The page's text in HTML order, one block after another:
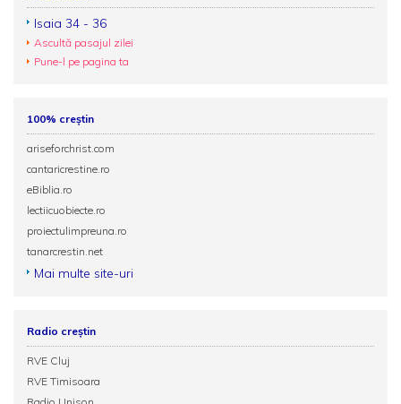
Isaia 34 - 36
Ascultă pasajul zilei
Pune-l pe pagina ta
100% creștin
ariseforchrist.com
cantaricrestine.ro
eBiblia.ro
lectiicuobiecte.ro
proiectulimpreuna.ro
tanarcrestin.net
Mai multe site-uri
Radio creștin
RVE Cluj
RVE Timisoara